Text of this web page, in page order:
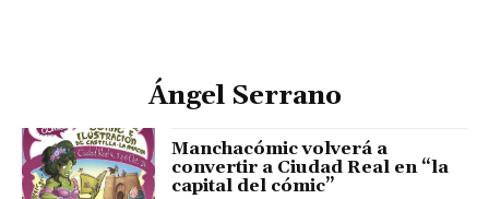
Ángel Serrano
Manchacómic volverá a
convertir a Ciudad Real en “la
capital del cómic”